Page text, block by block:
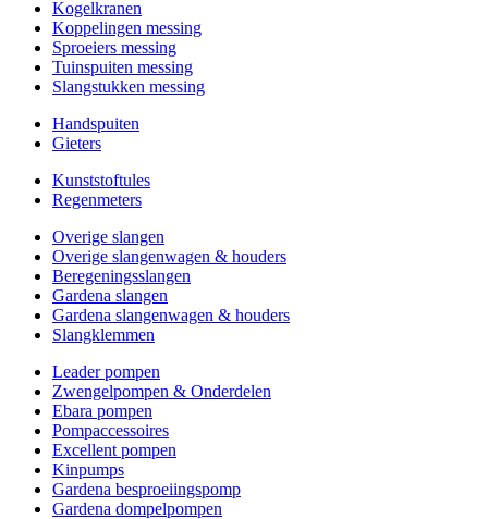
Kogelkranen
Koppelingen messing
Sproeiers messing
Tuinspuiten messing
Slangstukken messing
Handspuiten
Gieters
Kunststoftules
Regenmeters
Overige slangen
Overige slangenwagen & houders
Beregeningsslangen
Gardena slangen
Gardena slangenwagen & houders
Slangklemmen
Leader pompen
Zwengelpompen & Onderdelen
Ebara pompen
Pompaccessoires
Excellent pompen
Kinpumps
Gardena besproeiingspomp
Gardena dompelpompen